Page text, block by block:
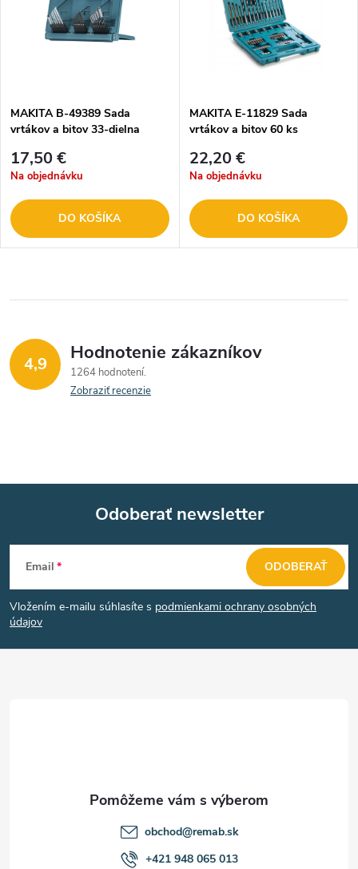
MAKITA B-49389 Sada
vrtákov a bitov 33-dielna
17,50 €
Na objednávku
DO KOŠÍKA
MAKITA E-11829 Sada
vrtákov a bitov 60 ks
22,20 €
Na objednávku
DO KOŠÍKA
4,9 Hodnotenie zákazníkov
1264 hodnotení
Zobraziť recenzie
Z
á
p
Odoberať newsletter
Email
Vložením e-mailu súhlasíte s podmienkami ochrany osobných
údajov
ODOBERAŤ
obchod@remab.sk
+421 948 065 013